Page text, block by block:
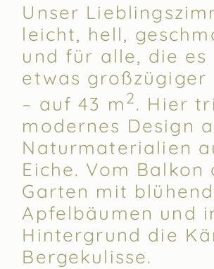
Unser
leicht, hell,
und für alle, die es
etwas großzügiger
– auf 43 m2. Hier
modernes Design
Naturmaterialien
Eiche. Vom Balkon
Garten mit
Apfelbäumen und
Hintergrund die
Bergekulisse.